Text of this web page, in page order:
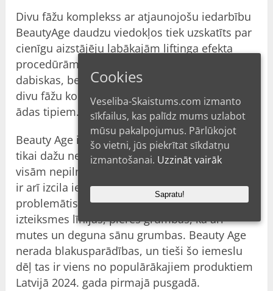
Divu fāžu komplekss ar atjaunojošu iedarbību
BeautyAge daudzu viedokļos tiek uzskatīts par
cienīgu aizstājēju labākajām liftinga efekta
procedūrām, Tā sastāvdaļu sarakstā ir
dabiskas, bet spēcīgas vielas, padarot to par
divu fāžu kompleksu, kas piemērots visiem
ādas tipiem.
Beauty Age iedarbojas uz dziļām grumbām
tikai dažu nedēļu laikā, palīdzot cīnīties ar
visām nepilnībām. Šim divu fāžu kompleksam
ir arī izcila iedarbība uz tādām
problemātiskām zonām kā vārnu kājiņas,
izteiksmes līnijas, pieres grumbas, kā arī
mutes un deguna sānu grumbas. Beauty Age
nerada blakusparādības, un tieši šo iemeslu
dēļ tas ir viens no populārākajiem produktiem
Latvijā 2024. gada pirmajā pusgadā.
Cookies
Veseliba-Skaistums.com izmanto
sīkfailus, kas palīdz mums uzlabot
mūsu pakalpojumus. Pārlūkojot
šo vietni, jūs piekrītat sīkdatņu
izmantošanai. Uzzināt vairāk
Sapratu!